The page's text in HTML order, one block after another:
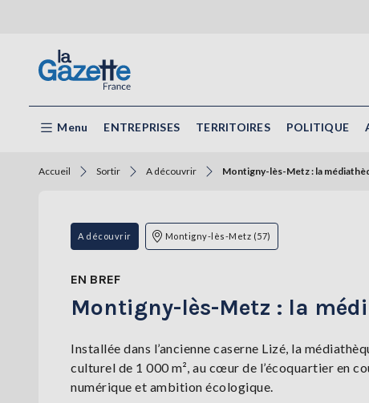
Menu ENTREPRISES TERRITOIRES POLITIQUE
Accueil Sortir A découvrir Montigny-lès-Metz : la
A découvrir Montigny-lès-Metz (57)
EN BREF
Montigny-lès-Metz : la
Installée dans l’ancienne caserne Lizé, la
culturel de 1 000 m², au cœur de l’écoquartier en
numérique et ambition écologique.